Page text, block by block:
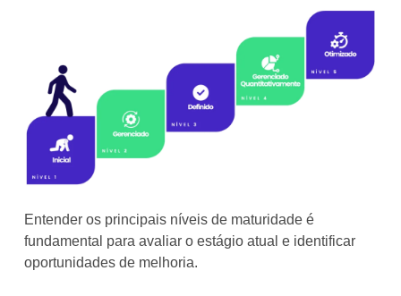
Entender os principais níveis de maturidade é
fundamental para avaliar o estágio atual e identificar
oportunidades de melhoria.